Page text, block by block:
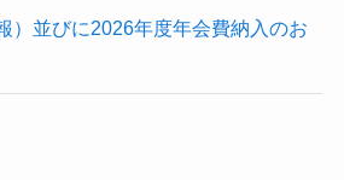
）並びに2026年度年会費納入のお